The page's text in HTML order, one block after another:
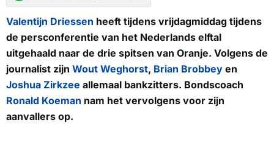
Valentijn Driessen heeft tijdens vrijdagmiddag tijdens
de persconferentie van het Nederlands elftal
uitgehaald naar de drie spitsen van Oranje. Volgens de
journalist zijn Wout Weghorst, Brian Brobbey en
Joshua Zirkzee allemaal bankzitters. Bondscoach
Ronald Koeman nam het vervolgens voor zijn
aanvallers op.